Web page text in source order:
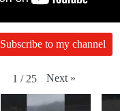
Subscribe to my channel
1 / 25 Next »